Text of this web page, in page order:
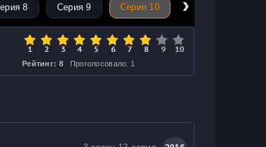
8 Серия 9 Серия 10
Рейтинг: 8 Проголосовало: 1